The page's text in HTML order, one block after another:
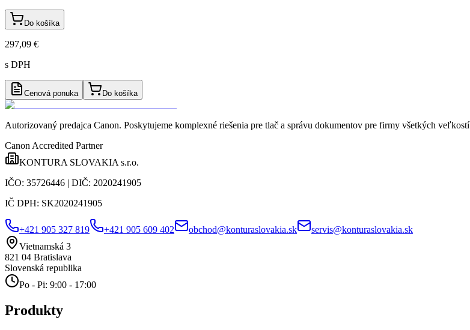
Do košíka
297,09 €
s DPH
Cenová ponuka Do košíka
Autorizovaný predajca Canon. Poskytujeme komplexné riešenia pre tlač a správu dokumentov pre firmy všetkých
Canon Accredited Partner
KONTURA SLOVAKIA s.r.o.
IČO: 35726446 | DIČ: 2020241905
IČ DPH: SK2020241905
+421 905 327 819 +421 905 609 402 obchod@konturaslovakia.sk
servis@konturaslovakia.sk
Vietnamská 3
821 04 Bratislava
Slovenská republika
Po - Pi: 9:00 - 17:00
Produkty